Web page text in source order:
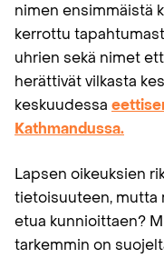
nimen ensimmäistä
kerrottu
uhrien sekä nimet
herättivät vilkasta
keskuudessa
Kathmandussa.
Lapsen oikeuksien
tietoisuuteen, mutta
etua kunnioittaen?
tarkemmin on